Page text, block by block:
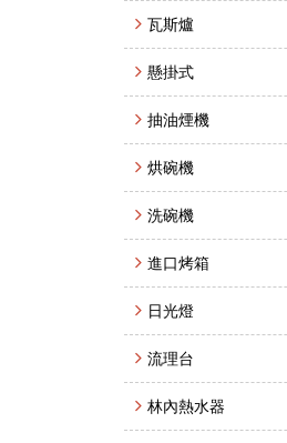
瓦斯爐
懸掛式
抽油煙機
烘碗機
洗碗機
進口烤箱
日光燈
流理台
林內熱水器